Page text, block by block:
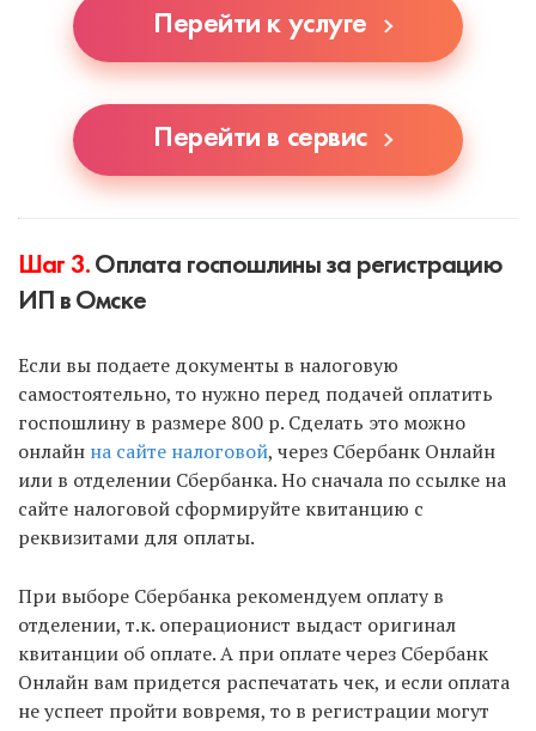
Перейти к услуге
Перейти в сервис
Шаг 3. Оплата госпошлины за регистрацию
ИП в Омске
Если вы подаете документы в налоговую
самостоятельно, то нужно перед подачей оплатить
госпошлину в размере 800 р. Сделать это можно
онлайн на сайте налоговой, через Сбербанк Онлайн
или в отделении Сбербанка. Но сначала по ссылке на
сайте налоговой сформируйте квитанцию с
реквизитами для оплаты.
При выборе Сбербанка рекомендуем оплату в
отделении, т.к. операционист выдаст оригинал
квитанции об оплате. А при оплате через Сбербанк
Онлайн вам придется распечатать чек, и если оплата
не успеет пройти вовремя, то в регистрации могут